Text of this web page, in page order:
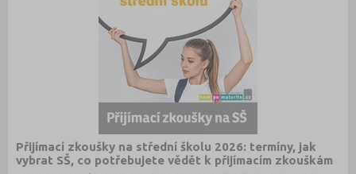
Přijímací zkoušky na střední školu 2026: termíny, jak
vybrat SŠ, co potřebujete vědět k přijímacím zkouškám